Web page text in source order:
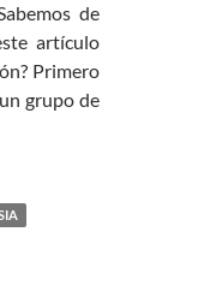
de
artículo
Primero
grupo de